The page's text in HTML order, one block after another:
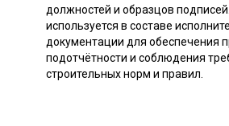
должностей и образцов
используется в составе
документации для обеспечения
подотчётности и соблюдения
строительных норм и правил.